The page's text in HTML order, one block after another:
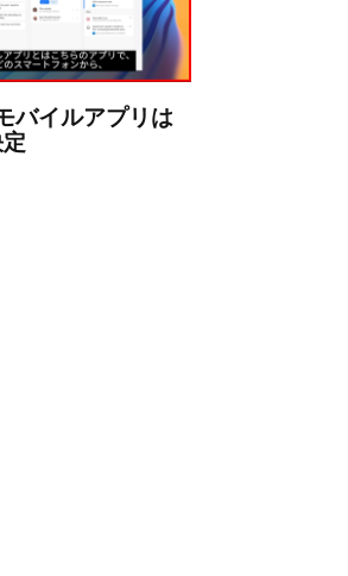
バイルアプリは